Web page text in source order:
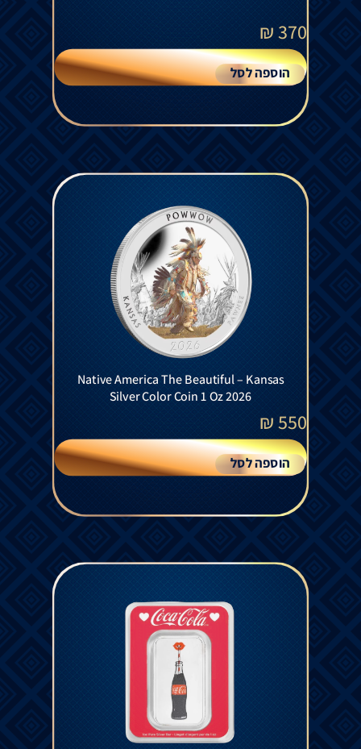
370
₪
הוספה לסל
Native America The Beautiful – Kansas
Silver Color Coin 1 Oz 2026
550
₪
הוספה לסל